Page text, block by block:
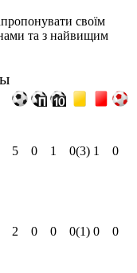
своїм
та з найвищим
5 0 1 0(3) 1 0
2 0 0 0(1) 0 0